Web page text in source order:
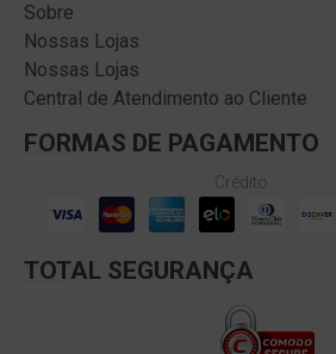
Sobre
Nossas Lojas
Nossas Lojas
Central de Atendimento ao Cliente
FORMAS DE PAGAMENTO
Crédito
TOTAL SEGURANÇA